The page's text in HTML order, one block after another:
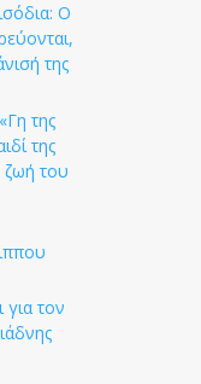
Ο
της
της
της
ζωή του
για τον